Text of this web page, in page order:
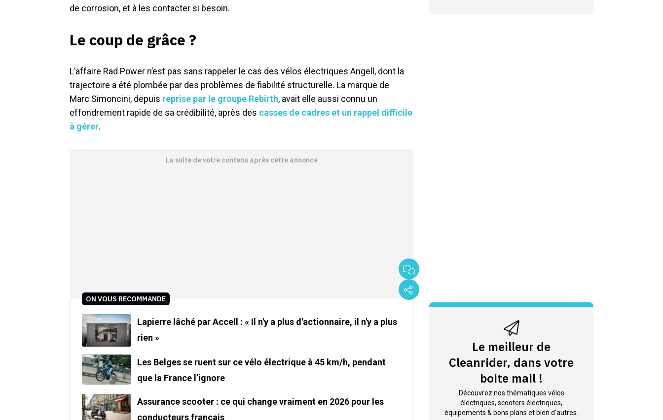
de corrosion, et à les contacter si besoin.
Le coup de grâce ?
L’affaire Rad Power n’est pas sans rappeler le cas des vélos électriques Angell, dont la
trajectoire a été plombée par des problèmes de fiabilité structurelle. La marque de
Marc Simoncini, depuis reprise par le groupe Rebirth, avait elle aussi connu un
effondrement rapide de sa crédibilité, après des casses de cadres et un rappel difficile
à gérer.
La suite de votre contenu après cette annonce
ON VOUS RECOMMANDE
Lapierre lâché par Accell : « Il n'y a plus d'actionnaire, il n'y a plus
rien »
Les Belges se ruent sur ce vélo électrique à 45 km/h, pendant
que la France l’ignore
Assurance scooter : ce qui change vraiment en 2026 pour les
conducteurs français
Le meilleur de
Cleanrider, dans votre
boite mail !
Découvrez nos thématiques vélos
électriques, scooters électriques,
équipements & bons plans et bien d'autres.